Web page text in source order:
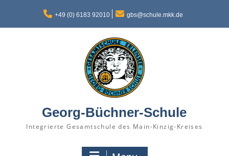
content
+49 (0) 6183 92010 gbs@schule.mkk.de
Georg-Büchner-Schule
Integrierte Gesamtschule des Main-Kinzig-Kreises